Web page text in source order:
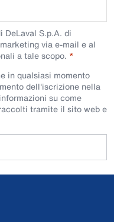
S.p.A. di
via e-mail e al
a tale scopo.
in qualsiasi momento
dell'iscrizione nella
su come
tramite il sito web e